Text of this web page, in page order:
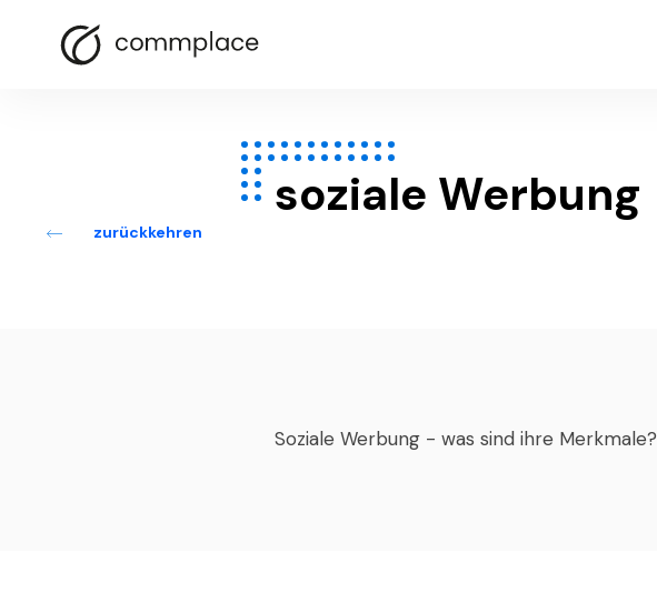
zurückkehren
soziale Werbung
Soziale Werbung - was sind ihre Merkmale?